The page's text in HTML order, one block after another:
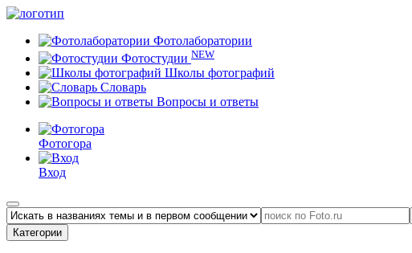
Фотолаборатории
Фотостудии NEW
Школы фотографий
Словарь
Вопросы и ответы
Фотогора
Вход
Категории